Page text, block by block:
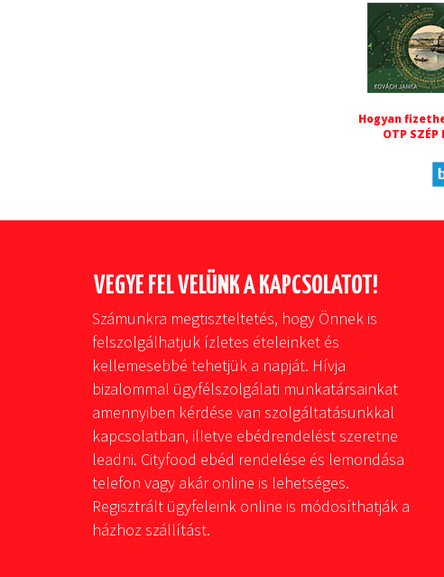
Hogyan
OTP
VEGYE FEL VELÜNK A KAPCSOLATOT!
Számunkra megtiszteltetés, hogy Önnek is
felszolgálhatjuk ízletes ételeinket és
kellemesebbé tehetjük a napját. Hívja
bizalommal ügyfélszolgálati munkatársainkat
amennyiben kérdése van szolgáltatásunkkal
kapcsolatban, illetve ebédrendelést szeretne
leadni. Cityfood ebéd rendelése és lemondása
telefon vagy akár online is lehetséges.
Regisztrált ügyfeleink online is módosíthatják a
házhoz szállítást.